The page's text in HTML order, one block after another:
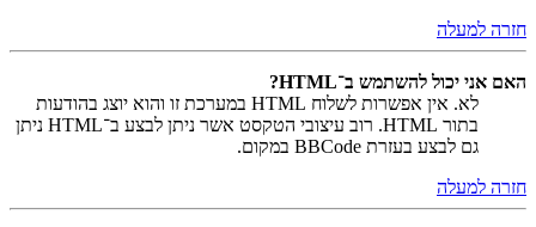
חזרה למעלה
האם אני יכול להשתמש ב־HTML?
לא. אין אפשרות לשלוח HTML במערכת זו והוא יוצג בהודעות
בתור HTML. רוב עיצובי הטקסט אשר ניתן לבצע ב־HTML ניתן
גם לבצע בעזרת BBCode במקום.
חזרה למעלה